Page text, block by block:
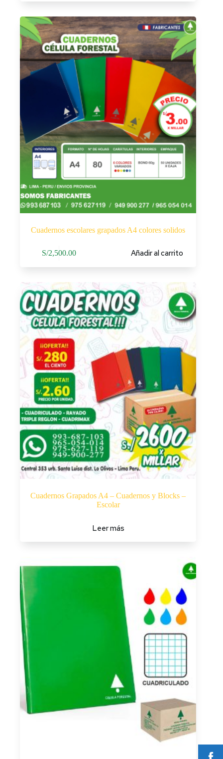
Cuadernos escolares grapados A4 colores solidos
S/2,500.00 Añadir al carrito
Cuadernos Grapados A4 – Cuadernos y Blocks –
Escolar
Leer más